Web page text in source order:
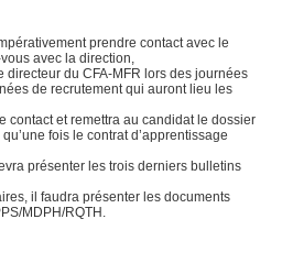
prendre contact avec le
avec la direction,
directeur du CFA-MFR lors des journées
de recrutement qui auront lieu les
contact et remettra au candidat le dossier
fois le contrat d’apprentissage
présenter les trois derniers bulletins
il faudra présenter les documents
MDPH/RQTH.